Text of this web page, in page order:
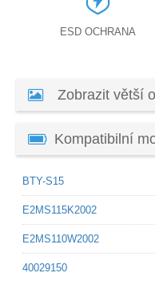
ESD OCHRANA
Zobrazit větší
Kompatibilní
BTY-S15
E2MS115K2002
E2MS110W2002
40029150